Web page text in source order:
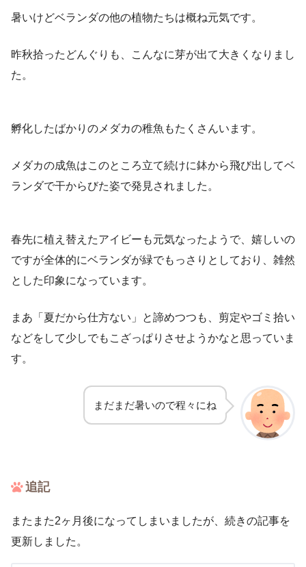
暑いけどベランダの他の植物たちは概ね元気です。
昨秋拾ったどんぐりも、こんなに芽が出て大きくなりまし
た。
孵化したばかりのメダカの稚魚もたくさんいます。
メダカの成魚はこのところ立て続けに鉢から飛び出してベ
ランダで干からびた姿で発見されました。
春先に植え替えたアイビーも元気なったようで、嬉しいの
ですが全体的にベランダが緑でもっさりとしており、雑然
とした印象になっています。
まあ「夏だから仕方ない」と諦めつつも、剪定やゴミ拾い
などをして少しでもこざっぱりさせようかなと思っていま
す。
まだまだ暑いので程々にね
追記
またまた2ヶ月後になってしまいましたが、続きの記事を
更新しました。